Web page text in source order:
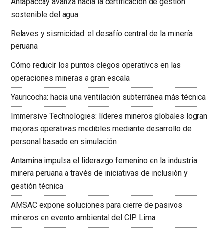
sostenible del agua
Relaves y sismicidad: el desafío central de la minería
peruana
Cómo reducir los puntos ciegos operativos en las
operaciones mineras a gran escala
Yauricocha: hacia una ventilación subterránea más técnica
Immersive Technologies: líderes mineros globales logran
mejoras operativas medibles mediante desarrollo de
personal basado en simulación
Antamina impulsa el liderazgo femenino en la industria
minera peruana a través de iniciativas de inclusión y
gestión técnica
AMSAC expone soluciones para cierre de pasivos
mineros en evento ambiental del CIP Lima